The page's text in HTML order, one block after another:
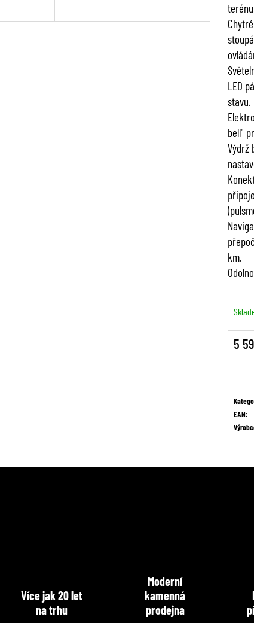
terénu.
LED
stavu.
bell"
Výdrž
km.
5
EAN:
Více jak 20 let
na trhu
Moderní
kamenná
prodejna